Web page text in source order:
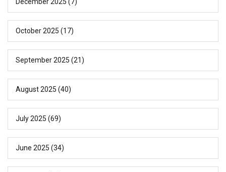
October 2025 (17)
September 2025 (21)
August 2025 (40)
July 2025 (69)
June 2025 (34)